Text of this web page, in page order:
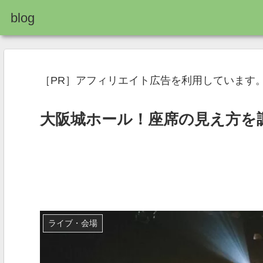
blog
［PR］アフィリエイト広告を利用しています
大阪城ホール！座席の見え方
ライブ・会場